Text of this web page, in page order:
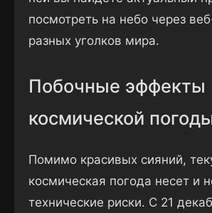
посмотреть на небо через
разных уголков мира.
Побочные эффекты
космической
Помимо красивых сияний,
космическая погода несет и
технические риски. С 21